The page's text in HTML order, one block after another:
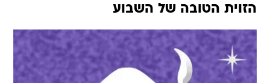
הזוית הטובה של השבוע